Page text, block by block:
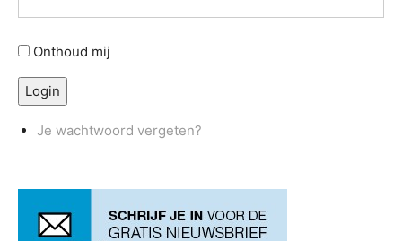
Onthoud mij
Login
Je wachtwoord vergeten?